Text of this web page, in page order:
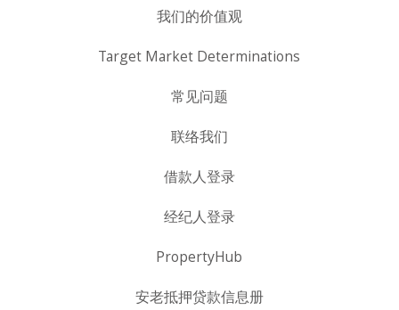
我们的价值观
Target Market Determinations
常见问题
联络我们
借款人登录
经纪人登录
PropertyHub
安老抵押贷款信息册